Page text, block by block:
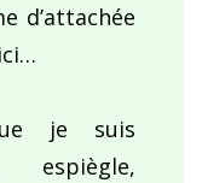
d’attachée
je suis
espiègle,